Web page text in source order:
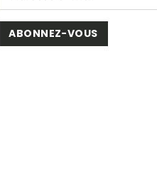
ABONNEZ-VOUS